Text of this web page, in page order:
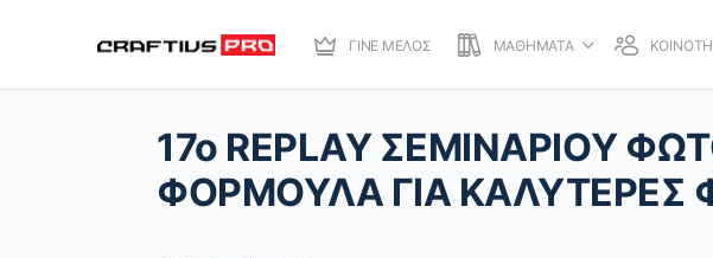
ΓΙΝΕ ΜΕΛΟΣ ΜΑΘΗΜΑΤΑ
17o REPLAY ΣΕΜΙΝΑΡΙΟY
ΦΟΡΜΟΥΛΑ ΓΙΑ ΚΑΛΥΤΕΡΕΣ